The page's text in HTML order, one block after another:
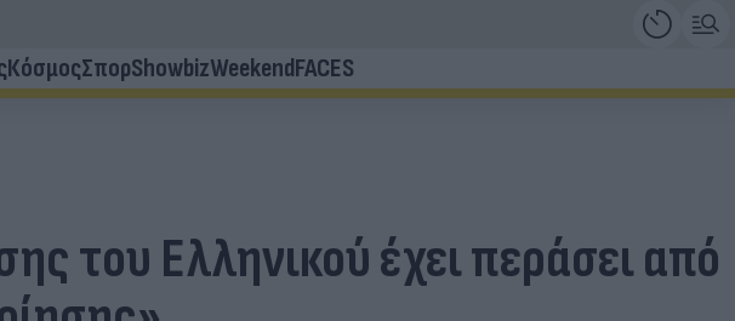
ΚόσμοςΣπορShowbizWeekendFACES
του Ελληνικού έχει περάσει από